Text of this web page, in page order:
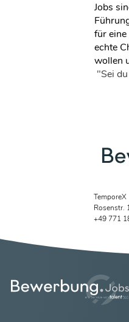
Jobs
für
echte
wollen
"Sei
TemporeX
Rosenstr.
+49 771